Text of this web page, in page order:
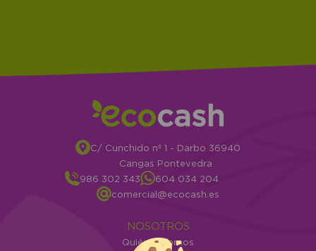
C/ Cunchido nº 1 - Darbo 36940
Cangas Pontevedra
986 302 343
604 034 204
comercial@ecocash.es
NOSOTROS
Quiénes somos